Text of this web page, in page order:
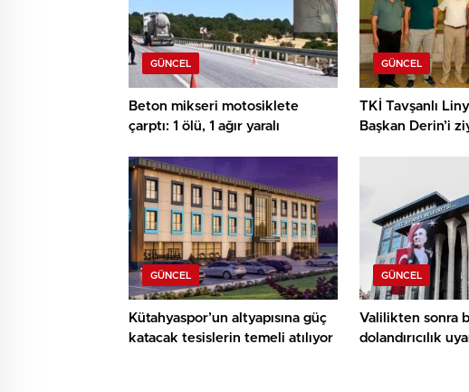
GÜNCEL
Beton mikseri motosiklete
çarptı: 1 ölü, 1 ağır yaralı
GÜNCEL
TKİ Tavşanlı
Başkan Derin’i
GÜNCEL
Kütahyaspor’un altyapısına güç
katacak tesislerin temeli atılıyor
GÜNCEL
Valilikten sonra
dolandırıcılık